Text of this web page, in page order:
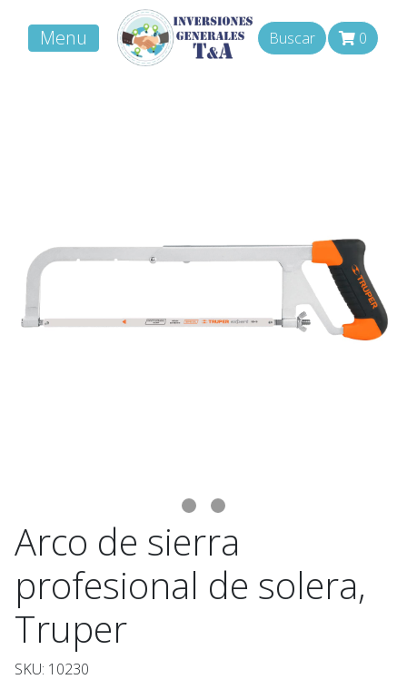
Menu Buscar 0
Arco de sierra
profesional de solera,
Truper
SKU: 10230